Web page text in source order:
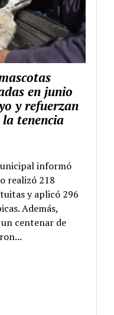
en junio
y refuerzan
tenencia
informó
realizó 218
y aplicó 296
Además,
centenar de